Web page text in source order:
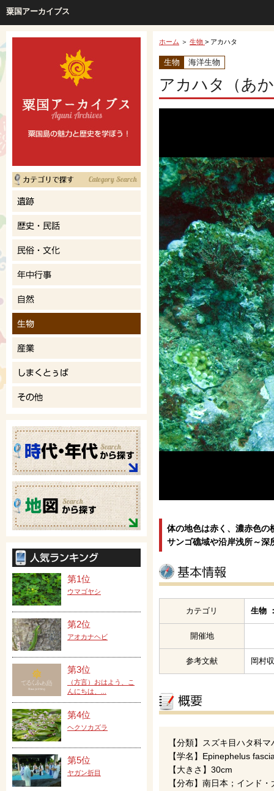
粟国アーカイブス
ホーム ＞ 生物 > アカハタ
生物 海洋生物
アカハタ（あ
体の地色は赤く、濃赤色の
サンゴ礁域や沿岸浅所～深
カテゴリ 生物
開催地
参考文献 岡村
【分類】スズキ目ハタ科マ
【学名】Epinephelus
【大きさ】30cm
【分布】南日本；インド
第1位
ウマゴヤシ
第2位
アオカナヘビ
第3位
（方言）おはよう、こ
んにちは、...
第4位
ヘクソカズラ
第5位
ヤガン折目